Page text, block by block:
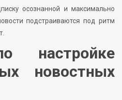
осознанной и максимально
подстраиваются под ритм
настройке
новостных